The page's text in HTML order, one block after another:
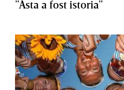
”Asta a fost istoria”